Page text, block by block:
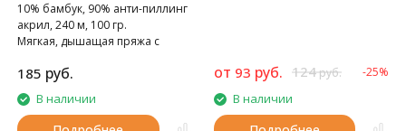
10% бамбук, 90% анти-пиллинг
акрил, 240 м, 100 гр.
Мягкая, дышащая пряжа с
185 руб.
В наличии
от 93 руб. 124руб. -25%
В наличии